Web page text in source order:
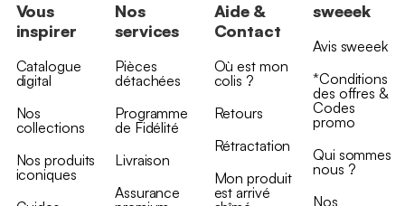
Vous
inspirer
Catalogue
digital
Nos
collections
Nos produits
iconiques
Nos
services
Pièces
détachées
Programme
de Fidélité
Livraison
Assurance
Aide &
Contact
Où est mon
colis ?
Retours
Rétractation
Mon produit
est arrivé
sweeek
Avis sweeek
*Conditions
des offres &
Codes
promo
Qui sommes
nous ?
Nos